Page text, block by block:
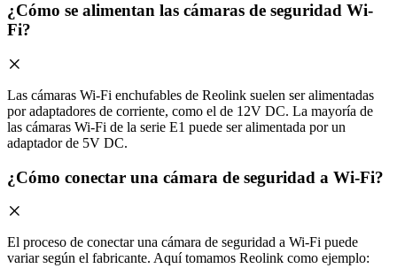
¿Cómo se alimentan las cámaras de seguridad Wi-
Fi?
Las cámaras Wi-Fi enchufables de Reolink suelen ser alimentadas
por adaptadores de corriente, como el de 12V DC. La mayoría de
las cámaras Wi-Fi de la serie E1 puede ser alimentada por un
adaptador de 5V DC.
¿Cómo conectar una cámara de seguridad a Wi-Fi?
El proceso de conectar una cámara de seguridad a Wi-Fi puede
variar según el fabricante. Aquí tomamos Reolink como ejemplo: